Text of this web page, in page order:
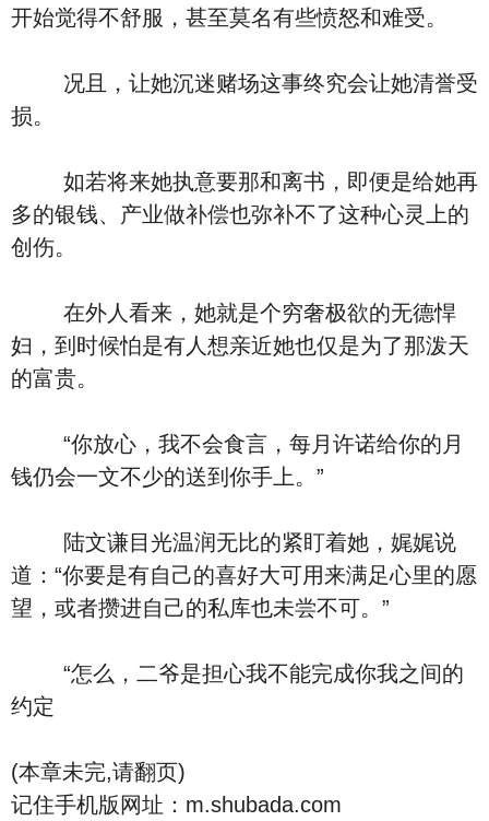
开始觉得不舒服，甚至莫名有些愤怒和难受。
况且，让她沉迷赌场这事终究会让她清誉受
损。
如若将来她执意要那和离书，即便是给她再
多的银钱、产业做补偿也弥补不了这种心灵上的
创伤。
在外人看来，她就是个穷奢极欲的无德悍
妇，到时候怕是有人想亲近她也仅是为了那泼天
的富贵。
“你放心，我不会食言，每月许诺给你的月
钱仍会一文不少的送到你手上。”
陆文谦目光温润无比的紧盯着她，娓娓说
道：“你要是有自己的喜好大可用来满足心里的愿
望，或者攒进自己的私库也未尝不可。”
“怎么，二爷是担心我不能完成你我之间的
约定
(本章未完,请翻页)
记住手机版网址：m.shubada.com